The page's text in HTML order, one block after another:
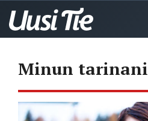
Minun tarinani